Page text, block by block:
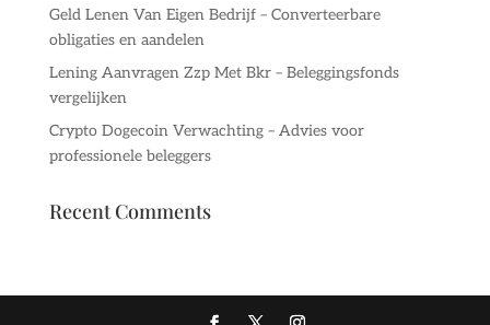
Geld Lenen Van Eigen Bedrijf – Converteerbare
obligaties en aandelen
Lening Aanvragen Zzp Met Bkr – Beleggingsfonds
vergelijken
Crypto Dogecoin Verwachting – Advies voor
professionele beleggers
Recent Comments